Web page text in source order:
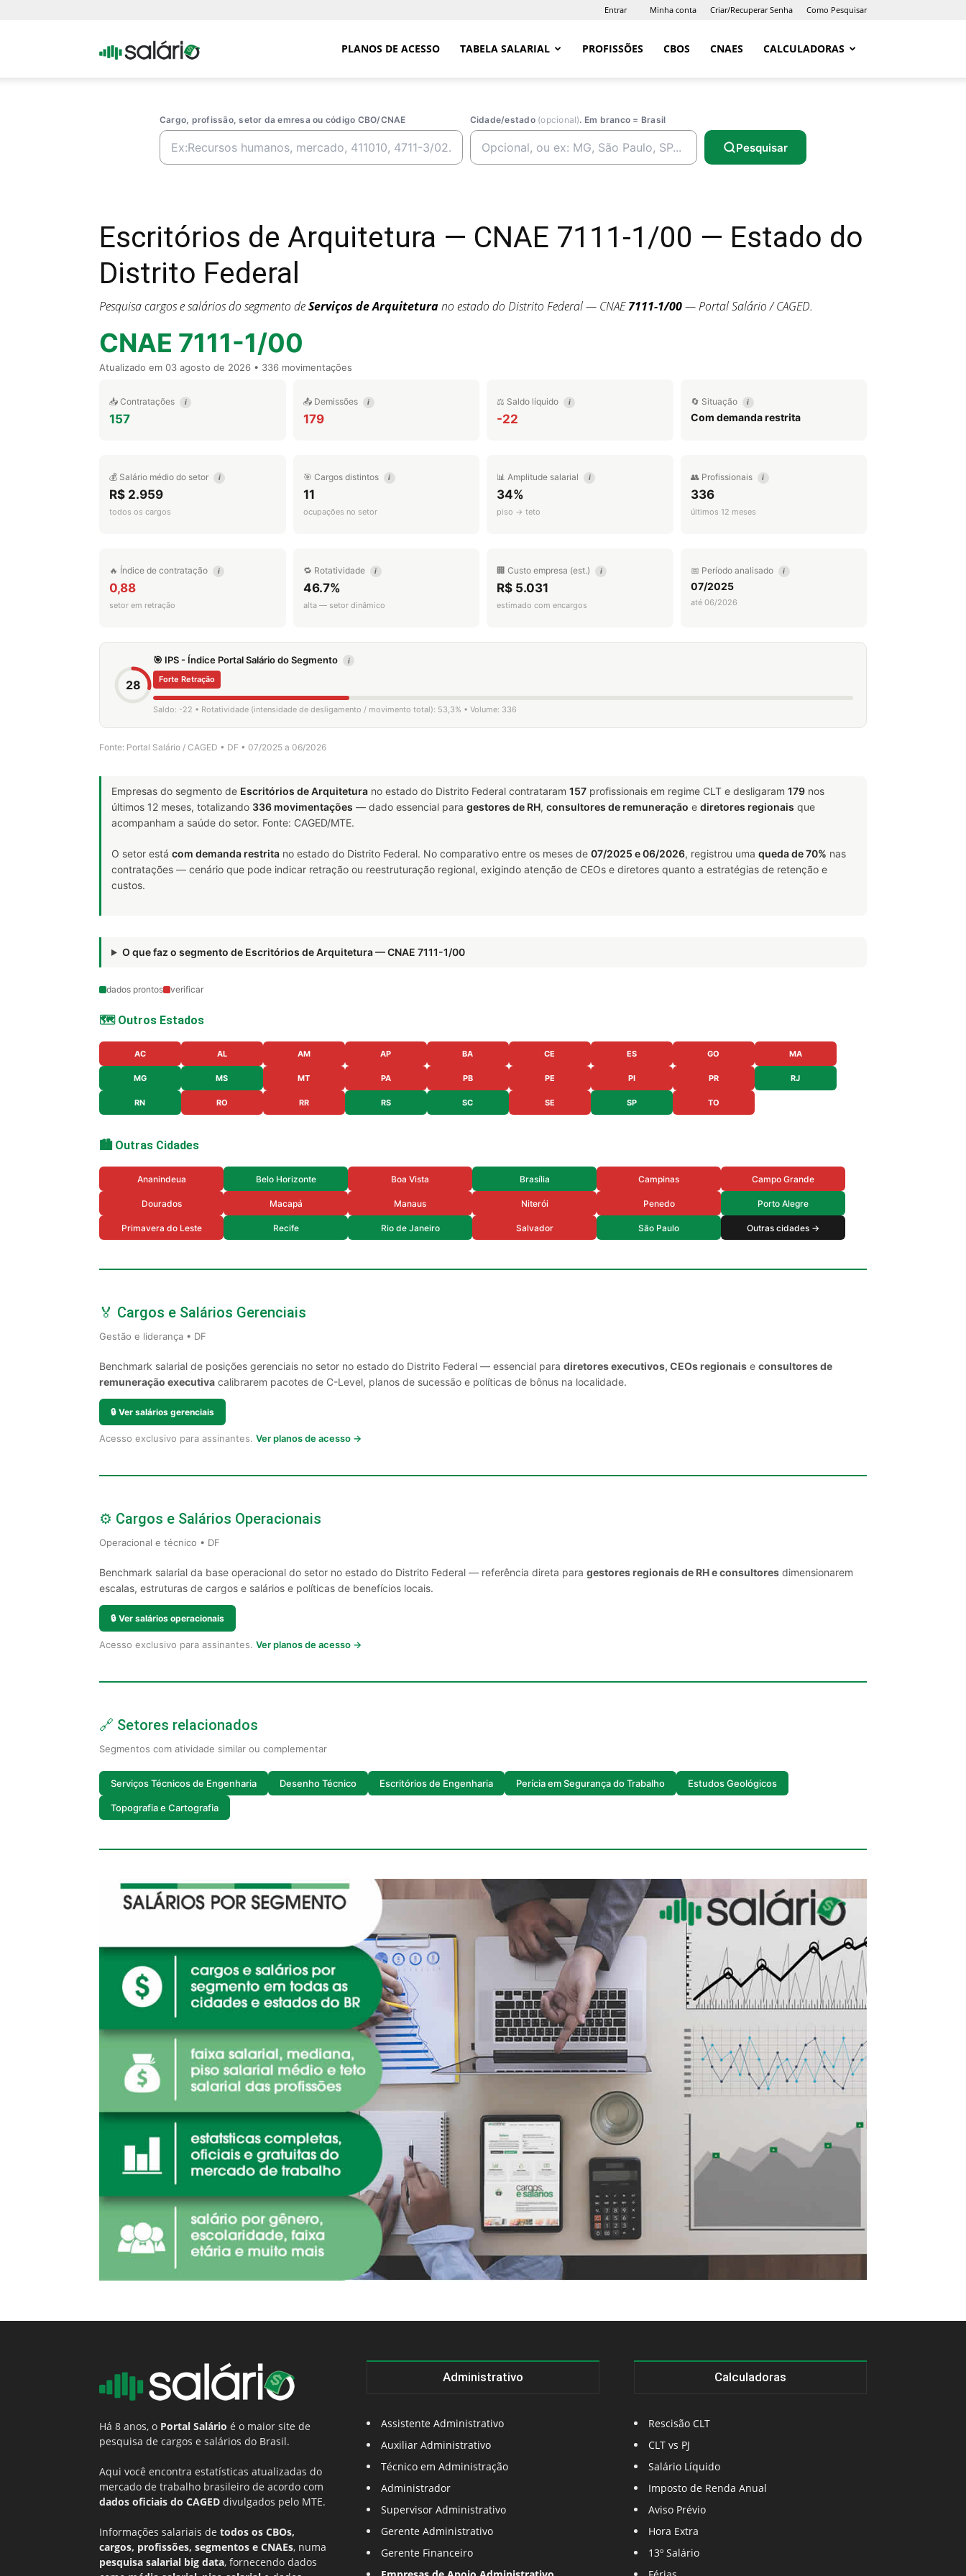
Entrar Minha conta Criar/Recuperar Senha Como Pesquisar
Portal PLANOS DE ACESSO TABELA SALARIAL PROFISSÕES CBOS CNAES CALCULADORAS
Cargo, profissão, setor da emresa ou código CBO/CNAE Cidade/estado (opcional). Em branco = Brasil
Pesquisar
Escritórios de Arquitetura — CNAE 7111-1/00 — Estado do
Distrito Federal
Pesquisa cargos e salários do segmento deServiços de Arquiteturano estado do Distrito Federal — CNAE7111-1/00— Portal Salário / CAGED.
CNAE 7111-1/00
Atualizado em 03 agosto de 2026 • 336 movimentações
📥 Contratações i
157
📤 Demissões i
179
⚖️ Saldo líquido i
-22
🔄 Situação i
Com demanda restrita
💰 Salário médio do setor i
R$ 2.959
todos os cargos
🎯 Cargos distintos i
11
ocupações no setor
📊 Amplitude salarial i
34%
piso → teto
👥 Profissionais i
336
últimos 12 meses
🔥 Índice de contratação i
0,88
setor em retração
🔁 Rotatividade i
46.7%
alta — setor dinâmico
🏢 Custo empresa (est.) i
R$ 5.031
estimado com encargos
📅 Período analisado i
07/2025
até 06/2026
28
🎯 IPS - Índice Portal Salário do Segmento i
Forte Retração
Saldo: -22 • Rotatividade (intensidade de desligamento / movimento total): 53,3% • Volume: 336
Fonte: Portal Salário / CAGED • DF • 07/2025 a 06/2026
Empresas do segmento de Escritórios de Arquitetura no estado do Distrito Federal contrataram 157 profissionais em regime CLT e desligaram 179 nos
últimos 12 meses, totalizando 336 movimentações — dado essencial para gestores de RH, consultores de remuneração e diretores regionais que
acompanham a saúde do setor. Fonte: CAGED/MTE.
O setor está com demanda restrita no estado do Distrito Federal. No comparativo entre os meses de 07/2025 e 06/2026, registrou uma queda de 70% nas
contratações — cenário que pode indicar retração ou reestruturação regional, exigindo atenção de CEOs e diretores quanto a estratégias de retenção e
custos.
O que faz o segmento de Escritórios de Arquitetura — CNAE 7111-1/00
dados prontos verificar
🗺️ Outros Estados
AC AL AM AP BA CE ES GO MA
MG MS MT PA PB PE PI PR RJ
RN RO RR RS SC SE SP TO
🏙️ Outras Cidades
Ananindeua Belo Horizonte Boa Vista Brasília Campinas Campo Grande
Dourados Macapá Manaus Niterói Penedo Porto Alegre
Primavera do Leste Recife Rio de Janeiro Salvador São Paulo Outras cidades →
🏅 Cargos e Salários Gerenciais
Gestão e liderança • DF
Benchmark salarial de posições gerenciais no setor no estado do Distrito Federal — essencial para diretores executivos, CEOs regionais e consultores de
remuneração executiva calibrarem pacotes de C-Level, planos de sucessão e políticas de bônus na localidade.
🔒 Ver salários gerenciais
Acesso exclusivo para assinantes. Ver planos de acesso →
⚙️ Cargos e Salários Operacionais
Operacional e técnico • DF
Benchmark salarial da base operacional do setor no estado do Distrito Federal — referência direta para gestores regionais de RH e consultores dimensionarem
escalas, estruturas de cargos e salários e políticas de benefícios locais.
🔒 Ver salários operacionais
Acesso exclusivo para assinantes. Ver planos de acesso →
🔗 Setores relacionados
Segmentos com atividade similar ou complementar
Serviços Técnicos de Engenharia Desenho Técnico Escritórios de Engenharia Perícia em Segurança do Trabalho Estudos Geológicos
Topografia e Cartografia
Há 8 anos, o Portal Salário é o maior site de
pesquisa de cargos e salários do Brasil.
Aqui você encontra estatísticas atualizadas do
mercado de trabalho brasileiro de acordo com
dados oficiais do CAGED divulgados pelo MTE.
Informações salariais de todos os CBOs,
cargos, profissões, segmentos e CNAEs, numa
pesquisa salarial big data, fornecendo dados
Administrativo
Assistente Administrativo
Auxiliar Administrativo
Técnico em Administração
Administrador
Supervisor Administrativo
Gerente Administrativo
Gerente Financeiro
Calculadoras
Rescisão CLT
CLT vs PJ
Salário Líquido
Imposto de Renda Anual
Aviso Prévio
Hora Extra
13º Salário